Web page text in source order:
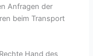
Anfragen der
beim Transport